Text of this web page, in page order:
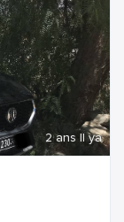
2 ans Il ya